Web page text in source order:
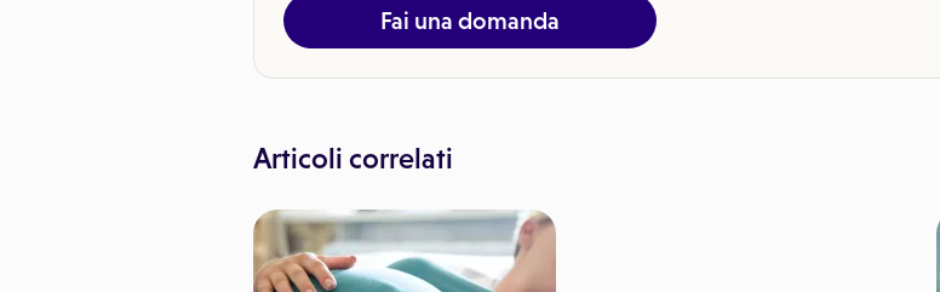
Fai una domanda
Articoli correlati